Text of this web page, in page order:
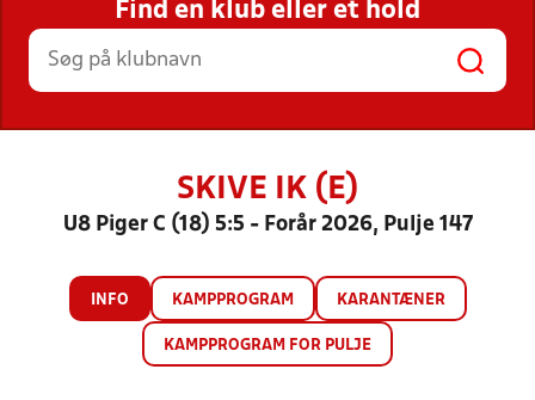
STILLINGER, RESULTATER, KLUBBER OG
HOLD
Find en klub eller et hold
SKIVE IK (E)
U8 Piger C (18) 5:5 - Forår 2026, Pulje 147
INFO KAMPPROGRAM KARANTÆNER
KAMPPROGRAM FOR PULJE